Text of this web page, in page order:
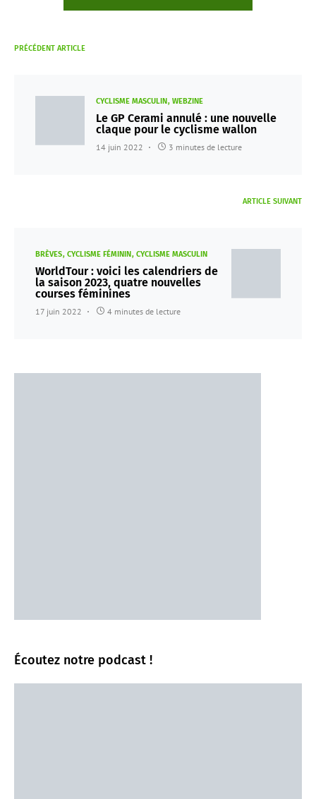
PRÉCÉDENT ARTICLE
CYCLISME MASCULIN WEBZINE
Le GP Cerami annulé : une nouvelle
claque pour le cyclisme wallon
14 juin 2022 3 minutes de lecture
ARTICLE SUIVANT
BRÈVES CYCLISME FÉMININ CYCLISME MASCULIN
WorldTour : voici les calendriers de
la saison 2023, quatre nouvelles
courses féminines
17 juin 2022 4 minutes de lecture
Écoutez notre podcast !